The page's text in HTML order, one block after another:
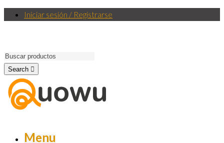
Iniciar sesión / Registrarse
Search
Menu